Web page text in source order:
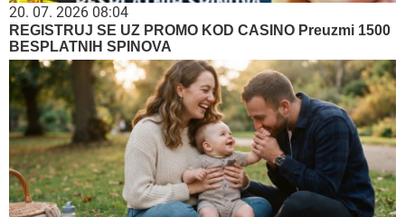
20. 07. 2026 08:04
REGISTRUJ SE UZ PROMO KOD CASINO Preuzmi 1500
BESPLATNIH SPINOVA